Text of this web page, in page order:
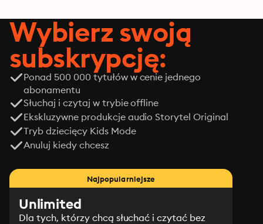
Wybierz swoją
subskrypcję:
Ponad 500 000 tytułów w cenie jednego
abonamentu
Słuchaj i czytaj w trybie offline
Ekskluzywne produkcje audio Storytel Original
Tryb dziecięcy Kids Mode
Anuluj kiedy chcesz
Najpopularniejsze
Unlimited
Dla tych, którzy chcą słuchać i czytać bez